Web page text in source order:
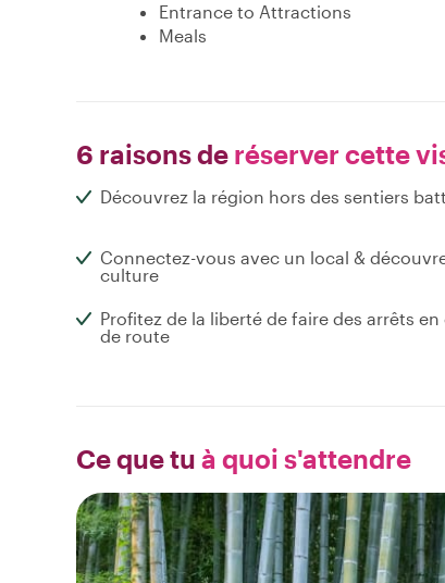
Entrance to Attractions
Meals
6 raisons de réserver cette
Découvrez la région hors des sentiers
Connectez-vous avec un local &
culture
Profitez de la liberté de faire des arrêts en
de route
Ce que tu à quoi s'attendre